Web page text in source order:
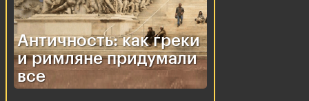
Античность: как греки
и римляне придумали
все